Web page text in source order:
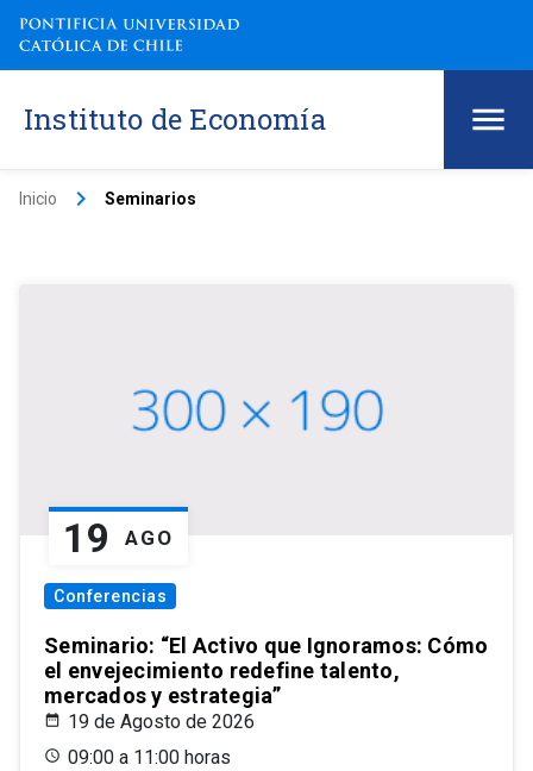
Instituto de Economía
Inicio keyboard_arrow_right Seminarios
19 AGO
Conferencias
Seminario: “El Activo que Ignoramos: Cómo
el envejecimiento redefine talento,
mercados y estrategia”
19 de Agosto de 2026
09:00 a 11:00 horas